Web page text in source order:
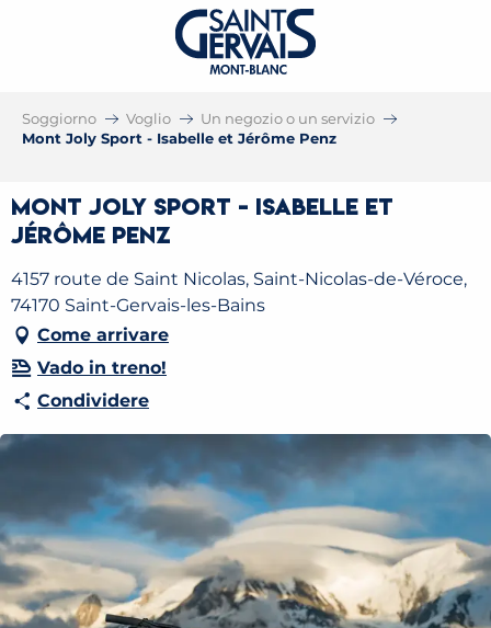
Soggiorno Voglio
Un negozio o un servizio
Mont Joly Sport - Isabelle et Jérôme Penz
Mont Joly Sport - Isabelle et
Jérôme Penz
4157 route de Saint Nicolas, Saint-Nicolas-de-Véroce,
74170 Saint-Gervais-les-Bains
Come arrivare
Vado in treno!
Condividere